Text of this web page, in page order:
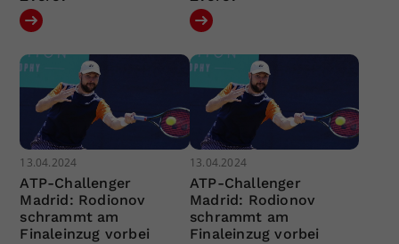
13.04.2024
ATP-Challenger
Madrid: Rodionov
schrammt am
Finaleinzug vorbei
13.04.2024
ATP-Challenger
Madrid: Rodionov
schrammt am
Finaleinzug vorbei